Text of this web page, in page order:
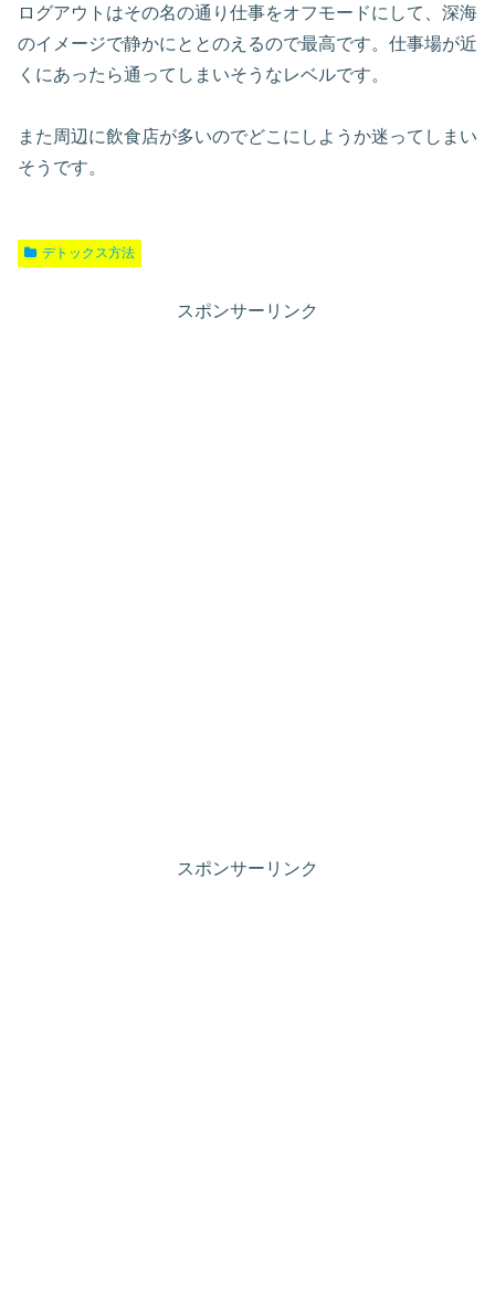
ログアウトはその名の通り仕事をオフモードにして、深海
のイメージで静かにととのえるので最高です。仕事場が近
くにあったら通ってしまいそうなレベルです。
また周辺に飲食店が多いのでどこにしようか迷ってしまい
そうです。
デトックス方法
スポンサーリンク
スポンサーリンク